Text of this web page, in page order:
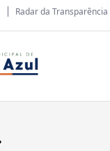
Radar da Transparência